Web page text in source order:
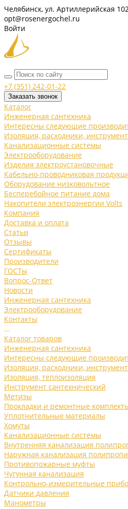
Челябинск, ул. Артиллерийская
opt@rosenergochel.ru
Войти
+7 (351) 242-01-22
Заказать звонок
Каталог
Инженерная сантехника
Интересны следующие
Изоляция, расходники, инструмент
Канализационные системы
Электрооборудование
Изделия электроустановочные
Кабельно-проводниковая
Оборудование низковольтное
Бесперебойное питание дома
Накопители электроэнергии Volts
Компания
Доставка и оплата
Статьи
Отзывы
Сертификаты
Производители
ГОСТы
Вопрос-Ответ
Новости
Инженерная сантехника
Электрооборудование
Контакты
...
Каталог товаров
Инженерная сантехника
Интересны следующие
Изоляция, расходники, инструмент
Изоляция, теплоизоляция
Инструмент сантехнический
Метизы
Прокладки и ремонтные
Уплотнительные материалы
Хомуты
Канализационные системы
Внутренняя канализация
Наружная канализация
Противопожарные муфты
Чугунная канализация
Контрольно-измерительные
Датчики давления
Манометры